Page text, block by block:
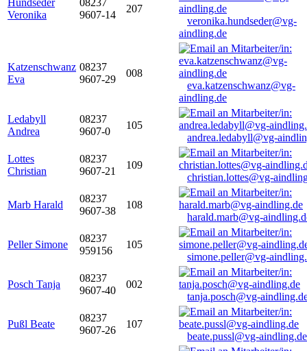
Hundseder
Veronika
08237
9607-14
207
veronika.hundseder@vg-
aindling.de
Katzenschwanz
Eva
08237
9607-29
008
eva.katzenschwanz@vg-
aindling.de
Ledabyll
Andrea
08237
9607-0
105
andrea.ledabyll@vg-
Lottes
Christian
08237
9607-21
109
christian.lottes@vg-
Marb Harald
08237
9607-38
108
harald.marb@vg-
Peller Simone
08237
959156
105
simone.peller@vg-
Posch Tanja
08237
9607-40
002
tanja.posch@vg-
Pußl Beate
08237
9607-26
107
beate.pussl@vg-aindling.de